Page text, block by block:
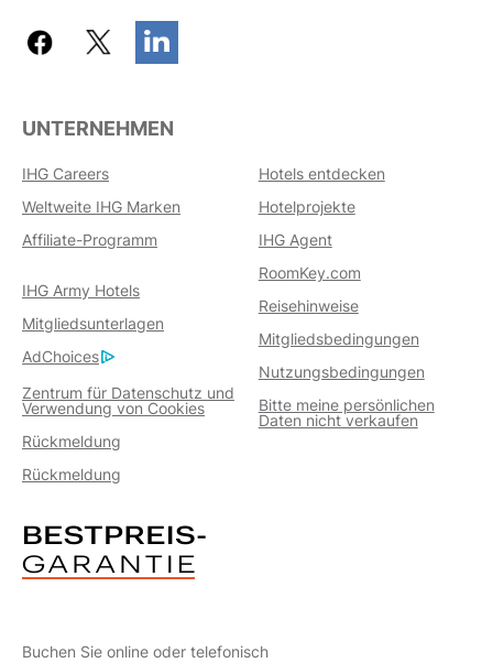
UNTERNEHMEN
IHG Careers
Hotels entdecken
Weltweite IHG Marken
Hotelprojekte
Affiliate-Programm
IHG Agent
RoomKey.com
IHG Army Hotels
Reisehinweise
Mitgliedsunterlagen
Mitgliedsbedingungen
AdChoices
Nutzungsbedingungen
Zentrum für Datenschutz und
Verwendung von Cookies
Bitte meine persönlichen
Daten nicht verkaufen
Rückmeldung
Rückmeldung
Buchen Sie online oder telefonisch